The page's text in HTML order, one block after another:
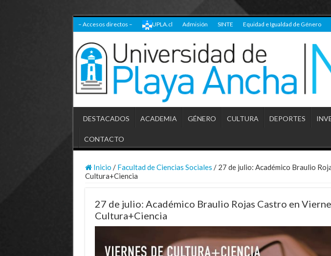
– Accesos directos – UPLA.cl Admisión SINTE Equidad e Igualdad de Género
DESTACADOS ACADEMIA GÉNERO CULTURA DEPORTES
CONTACTO
Inicio / Facultad de Ciencias Sociales / 27 de julio: Académico Braulio
Cultura+Ciencia
27 de julio: Académico Braulio Rojas Castro en
Cultura+Ciencia